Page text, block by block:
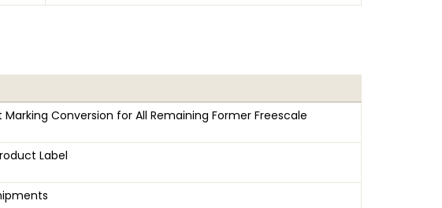
Marking Conversion for All Remaining Former Freescale
Label